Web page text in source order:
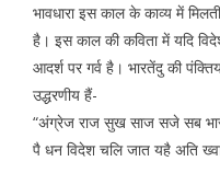
भावधारा इस काल के काव्य में मिलती
है। इस काल की कविता में यदि
आदर्श पर गर्व है। भारतेंदु की
उद्धरणीय हैं-
“अंग्रेज राज सुख साज सजे सब
पै धन विदेश चलि जात यहै अति